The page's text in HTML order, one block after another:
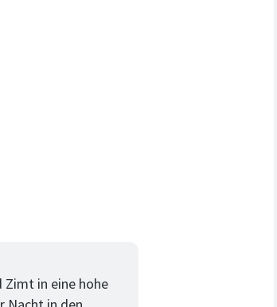
Zimt in eine hohe